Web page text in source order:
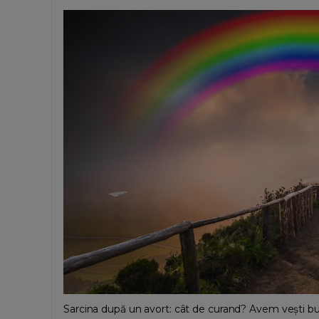
Sarcina după un avort: cât de curand? Avem vești